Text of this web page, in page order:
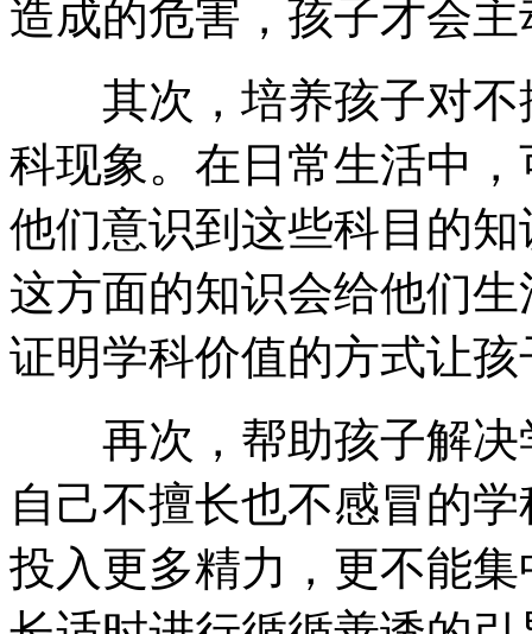
造成的危害，孩子才会
其次，培养孩子对不
科现象。在日常生活中
他们意识到这些科目的
这方面的知识会给他们
证明学科价值的方式让
再次，帮助孩子解决
自己不擅长也不感冒的
投入更多精力，更不能